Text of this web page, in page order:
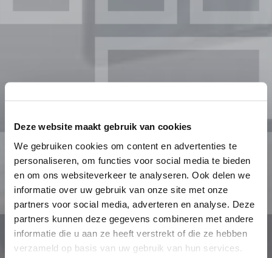
Deze website maakt gebruik van cookies
We gebruiken cookies om content en advertenties te
personaliseren, om functies voor social media te bieden
en om ons websiteverkeer te analyseren. Ook delen we
informatie over uw gebruik van onze site met onze
partners voor social media, adverteren en analyse. Deze
partners kunnen deze gegevens combineren met andere
informatie die u aan ze heeft verstrekt of die ze hebben
verzameld op basis van uw gebruik van hun services.